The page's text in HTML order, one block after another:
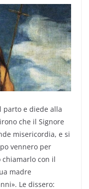
parto e diede alla
che il Signore
misericordia, e si
vennero per
con il
madre
Le dissero: